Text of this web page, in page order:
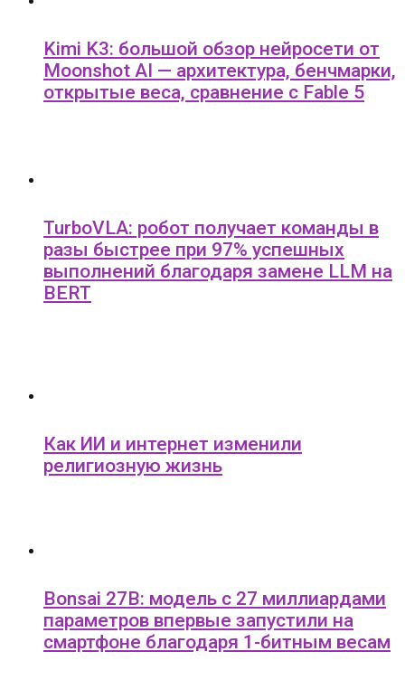
Kimi K3: большой обзор нейросети от
Moonshot AI — архитектура, бенчмарки,
открытые веса, сравнение с Fable 5
TurboVLA: робот получает команды в
разы быстрее при 97% успешных
выполнений благодаря замене LLM на
BERT
Как ИИ и интернет изменили
религиозную жизнь
Bonsai 27B: модель с 27 миллиардами
параметров впервые запустили на
смартфоне благодаря 1-битным весам